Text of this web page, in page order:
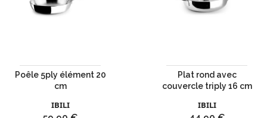
Poêle 5ply élément 20
cm
IBILI
Plat rond avec
couvercle triply 16 cm
IBILI